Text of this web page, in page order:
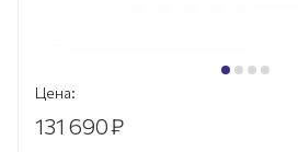
Цена:
131 690₽